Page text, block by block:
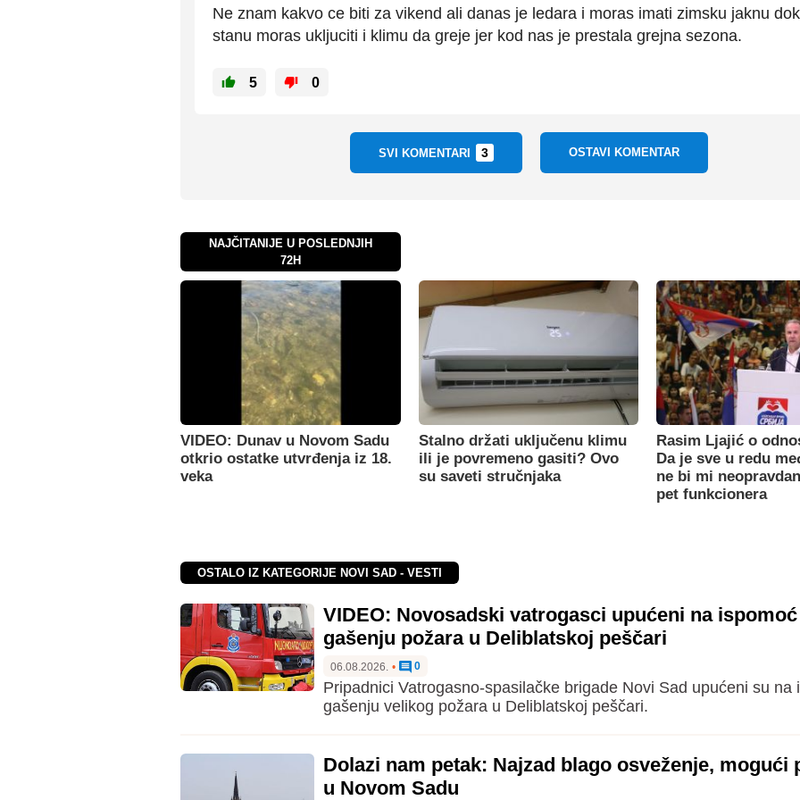
Ne znam kakvo ce biti za vikend ali danas je ledara i moras imati zimsku jaknu
stanu moras ukljuciti i klimu da greje jer kod nas je prestala grejna sezona.
5 0
3
NAJČITANIJE U POSLEDNJIH
72H
VIDEO: Dunav u Novom Sadu
otkrio ostatke utvrđenja iz 18.
veka
Stalno držati uključenu klimu
ili je povremeno gasiti? Ovo
su saveti stručnjaka
Rasim Ljajić o
Da je sve u redu
ne bi mi
pet funkcionera
OSTALO IZ KATEGORIJE NOVI SAD - VESTI
VIDEO: Novosadski vatrogasci upućeni na
gašenju požara u Deliblatskoj peščari
Pripadnici Vatrogasno-spasilačke brigade Novi Sad upućeni su na
gašenju velikog požara u Deliblatskoj peščari.
Dolazi nam petak: Najzad blago osveženje, mogući
u Novom Sadu